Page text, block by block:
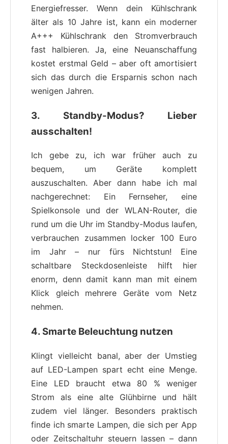
Energiefresser. Wenn dein Kühlschrank
älter als 10 Jahre ist, kann ein moderner
A+++ Kühlschrank den Stromverbrauch
fast halbieren. Ja, eine Neuanschaffung
kostet erstmal Geld – aber oft amortisiert
sich das durch die Ersparnis schon nach
wenigen Jahren.
3. Standby-Modus? Lieber
ausschalten!
Ich gebe zu, ich war früher auch zu
bequem, um Geräte komplett
auszuschalten. Aber dann habe ich mal
nachgerechnet: Ein Fernseher, eine
Spielkonsole und der WLAN-Router, die
rund um die Uhr im Standby-Modus laufen,
verbrauchen zusammen locker 100 Euro
im Jahr – nur fürs Nichtstun! Eine
schaltbare Steckdosenleiste hilft hier
enorm, denn damit kann man mit einem
Klick gleich mehrere Geräte vom Netz
nehmen.
4. Smarte Beleuchtung nutzen
Klingt vielleicht banal, aber der Umstieg
auf LED-Lampen spart echt eine Menge.
Eine LED braucht etwa 80 % weniger
Strom als eine alte Glühbirne und hält
zudem viel länger. Besonders praktisch
finde ich smarte Lampen, die sich per App
oder Zeitschaltuhr steuern lassen – dann